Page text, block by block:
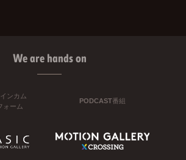
We are hands on
ンカム
ォーム
PODCAST番組